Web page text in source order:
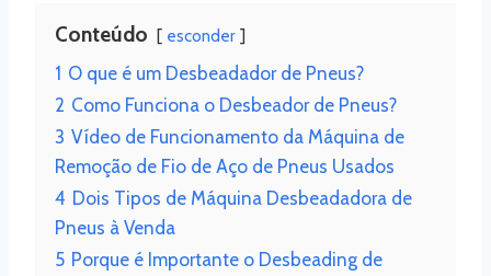
Conteúdo esconder
1 O que é um Desbeadador de Pneus?
2 Como Funciona o Desbeador de Pneus?
3 Vídeo de Funcionamento da Máquina de
Remoção de Fio de Aço de Pneus Usados
4 Dois Tipos de Máquina Desbeadadora de
Pneus à Venda
5 Porque é Importante o Desbeading de